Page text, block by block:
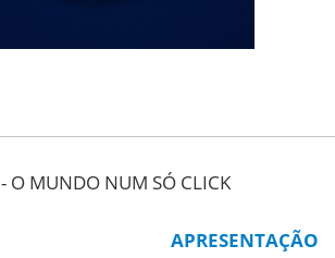
- O MUNDO NUM SÓ CLICK
APRESENTAÇÃO